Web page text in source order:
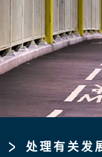
处理有关发